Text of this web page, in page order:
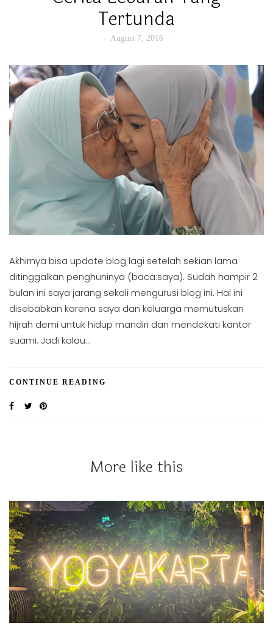
Tertunda
August 7, 2016
Akhirnya bisa update blog lagi setelah sekian lama
ditinggalkan penghuninya (baca:saya). Sudah hampir 2
bulan ini saya jarang sekali mengurusi blog ini. Hal ini
disebabkan karena saya dan keluarga memutuskan
hijrah demi untuk hidup mandiri dan mendekati kantor
suami. Jadi kalau…
CONTINUE READING
More like this